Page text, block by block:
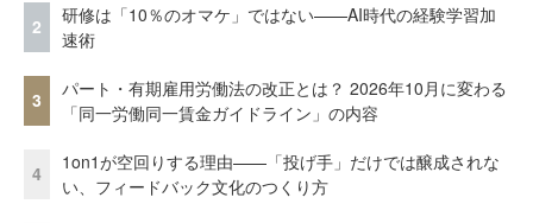
2
研修は「10％のオマケ」ではない——AI時代の経験学習加
速術
3
パート・有期雇用労働法の改正とは？ 2026年10月に変わる
「同一労働同一賃金ガイドライン」の内容
4
1on1が空回りする理由——「投げ手」だけでは醸成されな
い、フィードバック文化のつくり方